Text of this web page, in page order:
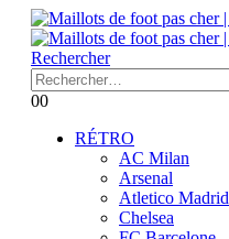
Rechercher
00
RÉTRO
AC Milan
Arsenal
Atletico Madrid
Chelsea